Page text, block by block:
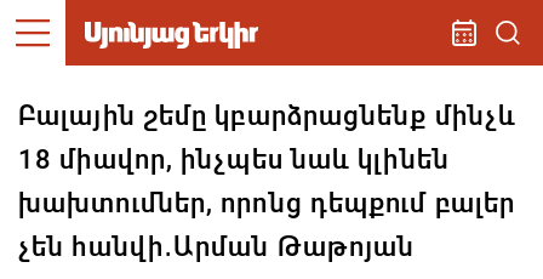
Բալային շեմը կբարձրացնենք մինչև
18 միավոր, ինչպես նաև կլինեն
խախտումներ, որոնց դեպքում բալեր
չեն հանվի․Արման Թաթոյան